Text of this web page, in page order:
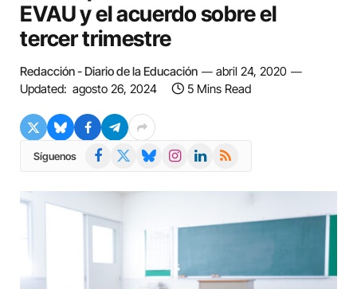
EVAU y el acuerdo sobre el
tercer trimestre
Redacción - Diario de la Educación
abril 24, 2020
Updated: agosto 26, 2024 5 Mins Read
Síguenos Facebook BlueskyInstagramLinkedIn
RSS